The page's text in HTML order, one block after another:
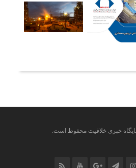
خبری خلاقیت محفوظ است.